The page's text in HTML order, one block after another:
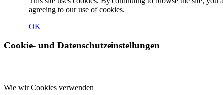
agreeing to our use of cookies.
OK
Cookie- und Datenschutzeinstellungen
Wie wir Cookies verwenden